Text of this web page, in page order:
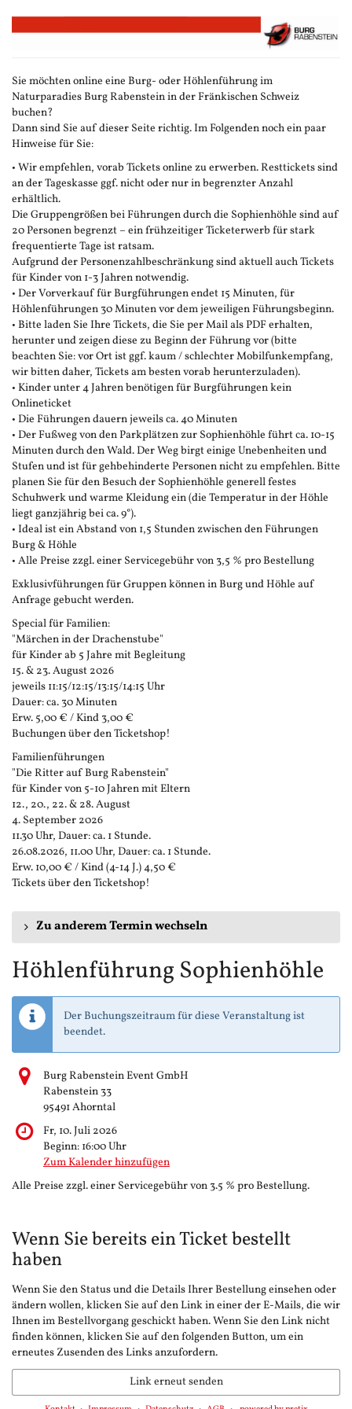
Zum
Haupt-
Sie möchten online eine Burg- oder Höhlenführung im
Naturparadies Burg Rabenstein in der Fränkischen Schweiz
buchen?
Dann sind Sie auf dieser Seite richtig. Im Folgenden noch ein paar
Hinweise für Sie:
• Wir empfehlen, vorab Tickets online zu erwerben. Resttickets sind
an der Tageskasse ggf. nicht oder nur in begrenzter Anzahl
erhältlich.
Die Gruppengrößen bei Führungen durch die Sophienhöhle sind auf
20 Personen begrenzt – ein frühzeitiger Ticketerwerb für stark
frequentierte Tage ist ratsam.
Aufgrund der Personenzahlbeschränkung sind aktuell auch Tickets
für Kinder von 1-3 Jahren notwendig.
• Der Vorverkauf für Burgführungen endet 15 Minuten, für
Höhlenführungen 30 Minuten vor dem jeweiligen Führungsbeginn.
• Bitte laden Sie Ihre Tickets, die Sie per Mail als PDF erhalten,
herunter und zeigen diese zu Beginn der Führung vor (bitte
beachten Sie: vor Ort ist ggf. kaum / schlechter Mobilfunkempfang,
wir bitten daher, Tickets am besten vorab herunterzuladen).
• Kinder unter 4 Jahren benötigen für Burgführungen kein
Onlineticket
• Die Führungen dauern jeweils ca. 40 Minuten
• Der Fußweg von den Parkplätzen zur Sophienhöhle führt ca. 10-15
Minuten durch den Wald. Der Weg birgt einige Unebenheiten und
Stufen und ist für gehbehinderte Personen nicht zu empfehlen. Bitte
planen Sie für den Besuch der Sophienhöhle generell festes
Schuhwerk und warme Kleidung ein (die Temperatur in der Höhle
liegt ganzjährig bei ca. 9°).
• Ideal ist ein Abstand von 1,5 Stunden zwischen den Führungen
Burg & Höhle
• Alle Preise zzgl. einer Servicegebühr von 3,5 % pro Bestellung
Exklusivführungen für Gruppen können in Burg und Höhle auf
Anfrage gebucht werden.
Special für Familien:
"Märchen in der Drachenstube"
für Kinder ab 5 Jahre mit Begleitung
15. & 23. August 2026
jeweils 11:15/12:15/13:15/14:15 Uhr
Dauer: ca. 30 Minuten
Erw. 5,00 € / Kind 3,00 €
Buchungen über den Ticketshop!
Familienführungen
"Die Ritter auf Burg Rabenstein"
für Kinder von 5-10 Jahren mit Eltern
12., 20., 22. & 28. August
4. September 2026
11.30 Uhr, Dauer: ca. 1 Stunde.
26.08.2026, 11.00 Uhr, Dauer: ca. 1 Stunde.
Erw. 10,00 € / Kind (4-14 J.) 4,50 €
Tickets über den Ticketshop!
Zu anderem Termin wechseln
Höhlenführung Sophienhöhle
Der Buchungszeitraum für diese Veranstaltung ist
beendet.
Burg Rabenstein Event GmbH
Rabenstein 33
95491 Ahorntal
Fr, 10. Juli 2026
Beginn: 16:00Uhr
Zum Kalender hinzufügen
Alle Preise zzgl. einer Servicegebühr von 3.5 % pro Bestellung.
Wenn Sie bereits ein Ticket bestellt
haben
Wenn Sie den Status und die Details Ihrer Bestellung einsehen oder
ändern wollen, klicken Sie auf den Link in einer der E-Mails, die wir
Ihnen im Bestellvorgang geschickt haben. Wenn Sie den Link nicht
finden können, klicken Sie auf den folgenden Button, um ein
erneutes Zusenden des Links anzufordern.
Link erneut senden